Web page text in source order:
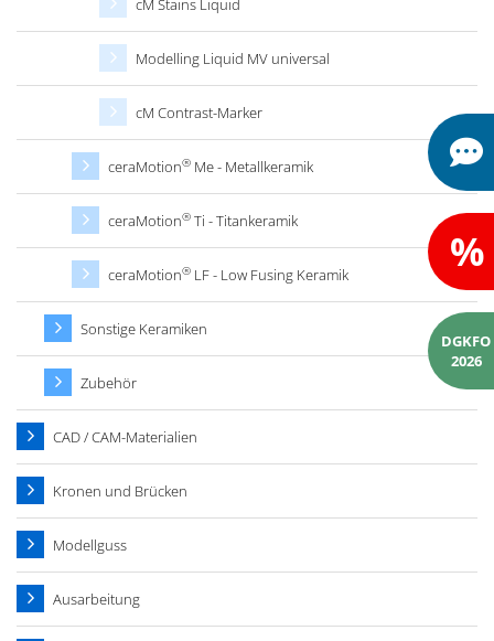
cM Stains Liquid
Modelling Liquid MV universal
cM Contrast-Marker
ceraMotion® Me - Metallkeramik
ceraMotion® Ti - Titankeramik
ceraMotion® LF - Low Fusing Keramik
Sonstige Keramiken
Zubehör
CAD / CAM-Materialien
Kronen und Brücken
Modellguss
Ausarbeitung
%
DGKFO
2026